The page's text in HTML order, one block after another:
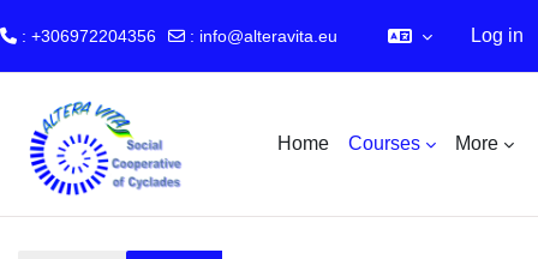
: +306972204356 : info@alteravita.eu Log in
Home Courses More